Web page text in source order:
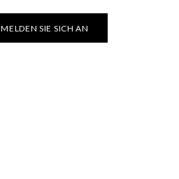
MELDEN SIE SICH AN